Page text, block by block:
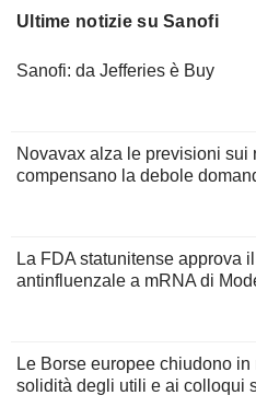
Ultime notizie su Sanofi
Sanofi: da Jefferies è Buy
Novavax alza le previsioni
compensano la debole
La FDA statunitense approva
antinfluenzale a mRNA di
Le Borse europee chiudono
solidità degli utili e ai colloqui